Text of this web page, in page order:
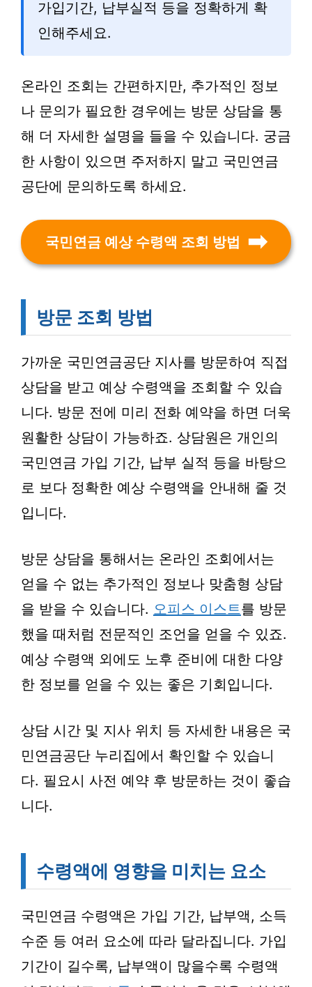
가입기간, 납부실적 등을 정확하게 확
인해주세요.
온라인 조회는 간편하지만, 추가적인 정보
나 문의가 필요한 경우에는 방문 상담을 통
해 더 자세한 설명을 들을 수 있습니다. 궁금
한 사항이 있으면 주저하지 말고 국민연금
공단에 문의하도록 하세요.
국민연금 예상 수령액 조회 방법
방문 조회 방법
가까운 국민연금공단 지사를 방문하여 직접
상담을 받고 예상 수령액을 조회할 수 있습
니다. 방문 전에 미리 전화 예약을 하면 더욱
원활한 상담이 가능하죠. 상담원은 개인의
국민연금 가입 기간, 납부 실적 등을 바탕으
로 보다 정확한 예상 수령액을 안내해 줄 것
입니다.
방문 상담을 통해서는 온라인 조회에서는
얻을 수 없는 추가적인 정보나 맞춤형 상담
을 받을 수 있습니다. 오피스 이스트를 방문
했을 때처럼 전문적인 조언을 얻을 수 있죠.
예상 수령액 외에도 노후 준비에 대한 다양
한 정보를 얻을 수 있는 좋은 기회입니다.
상담 시간 및 지사 위치 등 자세한 내용은 국
민연금공단 누리집에서 확인할 수 있습니
다. 필요시 사전 예약 후 방문하는 것이 좋습
니다.
수령액에 영향을 미치는 요소
국민연금 수령액은 가입 기간, 납부액, 소득
수준 등 여러 요소에 따라 달라집니다. 가입
기간이 길수록, 납부액이 많을수록 수령액